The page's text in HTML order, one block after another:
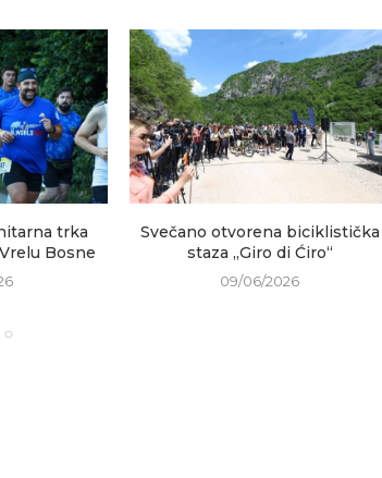
trka
Bosne
Svečano otvorena biciklistička
staza „Giro di Ćiro“
09/06/2026